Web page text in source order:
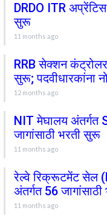
DRDO ITR
सुरू
11 months ago
RRB सेक्शन
सुरू; पदवीधारकांना
12 months ago
NIT मेघालय अंतर्गत
जागांसाठी भरती सुरू
11 months ago
रेल्वे रिक्रूटमेंट सेल
अंतर्गत 56 जागांसाठी
11 months ago